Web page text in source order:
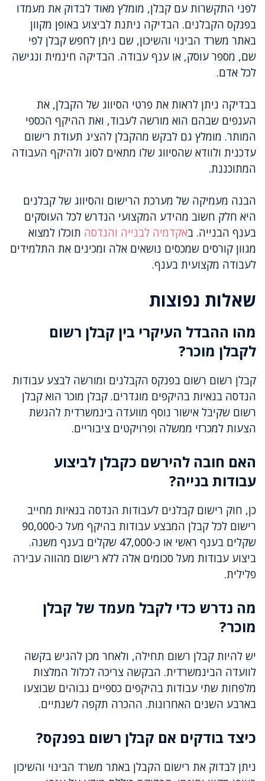
לפני התקשרות עם קבלן, מומלץ מאוד לבדוק את מעמדו
בפנקס הקבלנים. הבדיקה ניתנת לביצוע באופן מקוון
באתר משרד הבינוי והשיכון, שם ניתן לחפש קבלן לפי
שם, מספר עוסק, או ענף עבודה. הבדיקה חינמית ונגישה
לכל אדם.
בבדיקה ניתן לראות את פרטי הסיווג של הקבלן, את
הענפים שבהם הוא מורשה לעבוד, ואת ההיקף הכספי
המותר. מומלץ גם לבקש מהקבלן להציג תעודת רישום
עדכנית ולוודא שהסיווג שלו מתאים לסוג ולהיקף העבודה
המתוכננת.
הבנה מעמיקה של מערכת הרישום והסיווג של קבלנים
היא חלק חשוב מהידע המקצועי הנדרש לכל העוסקים
בענף הבנייה. באקדמיה לבנייה והנדסה תוכלו למצוא
מגוון קורסים שמכסים נושאים אלה ומכינים את התלמידים
לעבודה מקצועית בענף.
שאלות נפוצות
מהו ההבדל העיקרי בין קבלן רשום
לקבלן מוכר?
קבלן רשום רשום בפנקס הקבלנים ומורשה לבצע עבודות
הנדסה בנאיות בהיקפים מוגדרים. קבלן מוכר הוא קבלן
רשום שקיבל אישור נוסף מוועדה בינמשרדית להגשת
הצעות למכרזי ממשלה ופרויקטים ציבוריים.
האם חובה להירשם כקבלן לביצוע
עבודות בנייה?
כן, חוק רישום קבלנים לעבודות הנדסה בנאיות מחייב
רישום לכל קבלן המבצע עבודות בהיקף מעל כ-90,000
שקלים בענף ראשי או כ-47,000 שקלים בענף משנה.
ביצוע עבודות מעל סכומים אלה ללא רישום מהווה עבירה
פלילית.
מה נדרש כדי לקבל מעמד של קבלן
מוכר?
יש להיות קבלן רשום תחילה, ולאחר מכן להגיש בקשה
לוועדה הבינמשרדית. הבקשה צריכה לכלול המלצות
מלפחות שתי עבודות בהיקפים כספיים גבוהים שבוצעו
בארבע השנים האחרונות. ההכרה תקפה לשנתיים.
כיצד בודקים אם קבלן רשום בפנקס?
ניתן לבדוק את רישום הקבלן באתר משרד הבינוי והשיכון